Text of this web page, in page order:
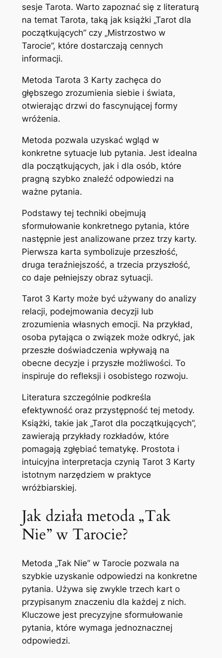
sesje Tarota. Warto zapoznać się z literaturą
na temat Tarota, taką jak książki „Tarot dla
początkujących” czy „Mistrzostwo w
Tarocie”, które dostarczają cennych
informacji.
Metoda Tarota 3 Karty zachęca do
głębszego zrozumienia siebie i świata,
otwierając drzwi do fascynującej formy
wróżenia.
Metoda pozwala uzyskać wgląd w
konkretne sytuacje lub pytania. Jest idealna
dla początkujących, jak i dla osób, które
pragną szybko znaleźć odpowiedzi na
ważne pytania.
Podstawy tej techniki obejmują
sformułowanie konkretnego pytania, które
następnie jest analizowane przez trzy karty.
Pierwsza karta symbolizuje przeszłość,
druga teraźniejszość, a trzecia przyszłość,
co daje pełniejszy obraz sytuacji.
Tarot 3 Karty może być używany do analizy
relacji, podejmowania decyzji lub
zrozumienia własnych emocji. Na przykład,
osoba pytająca o związek może odkryć, jak
przeszłe doświadczenia wpływają na
obecne decyzje i przyszłe możliwości. To
inspiruje do refleksji i osobistego rozwoju.
Literatura szczególnie podkreśla
efektywność oraz przystępność tej metody.
Książki, takie jak „Tarot dla początkujących”,
zawierają przykłady rozkładów, które
pomagają zgłębiać tematykę. Prostota i
intuicyjna interpretacja czynią Tarot 3 Karty
istotnym narzędziem w praktyce
wróżbiarskiej.
Jak działa metoda „Tak
Nie” w Tarocie?
Metoda „Tak Nie” w Tarocie pozwala na
szybkie uzyskanie odpowiedzi na konkretne
pytania. Używa się zwykle trzech kart o
przypisanym znaczeniu dla każdej z nich.
Kluczowe jest precyzyjne sformułowanie
pytania, które wymaga jednoznacznej
odpowiedzi.